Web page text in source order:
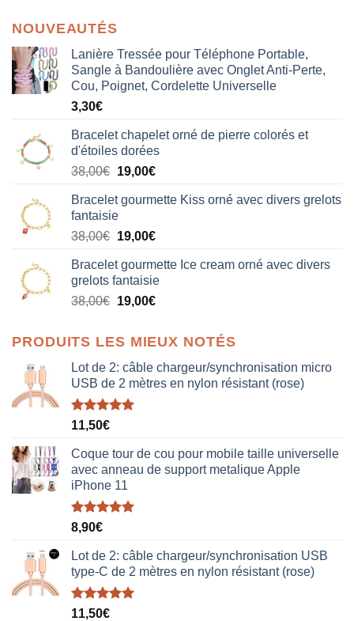
NOUVEAUTÉS
Lanière Tressée pour Téléphone Portable,
Sangle à Bandoulière avec Onglet Anti-Perte,
Cou, Poignet, Cordelette Universelle
3,30€
Bracelet chapelet orné de pierre colorés et
d'étoiles dorées
38,00€ Le
initial
était :
38,00€.
19,00€Le
actuel
19,00€.
Bracelet gourmette Kiss orné avec divers grelots
fantaisie
38,00€ Le
initial
était :
38,00€.
19,00€Le
actuel
est :
19,00€.
Bracelet gourmette Ice cream orné avec divers
grelots fantaisie
38,00€ Le
était :
38,00€.
19,00€Le
est :
19,00€.
PRODUITS LES MIEUX NOTÉS
Lot de 2: câble chargeur/synchronisation micro
USB de 2 mètres en nylon résistant (rose)
Note5.00
11,50€
Coque tour de cou pour mobile taille universelle
avec anneau de support metalique Apple
iPhone 11
Note5.00
8,90€
Lot de 2: câble chargeur/synchronisation USB
type-C de 2 mètres en nylon résistant (rose)
Note5.00
11,50€